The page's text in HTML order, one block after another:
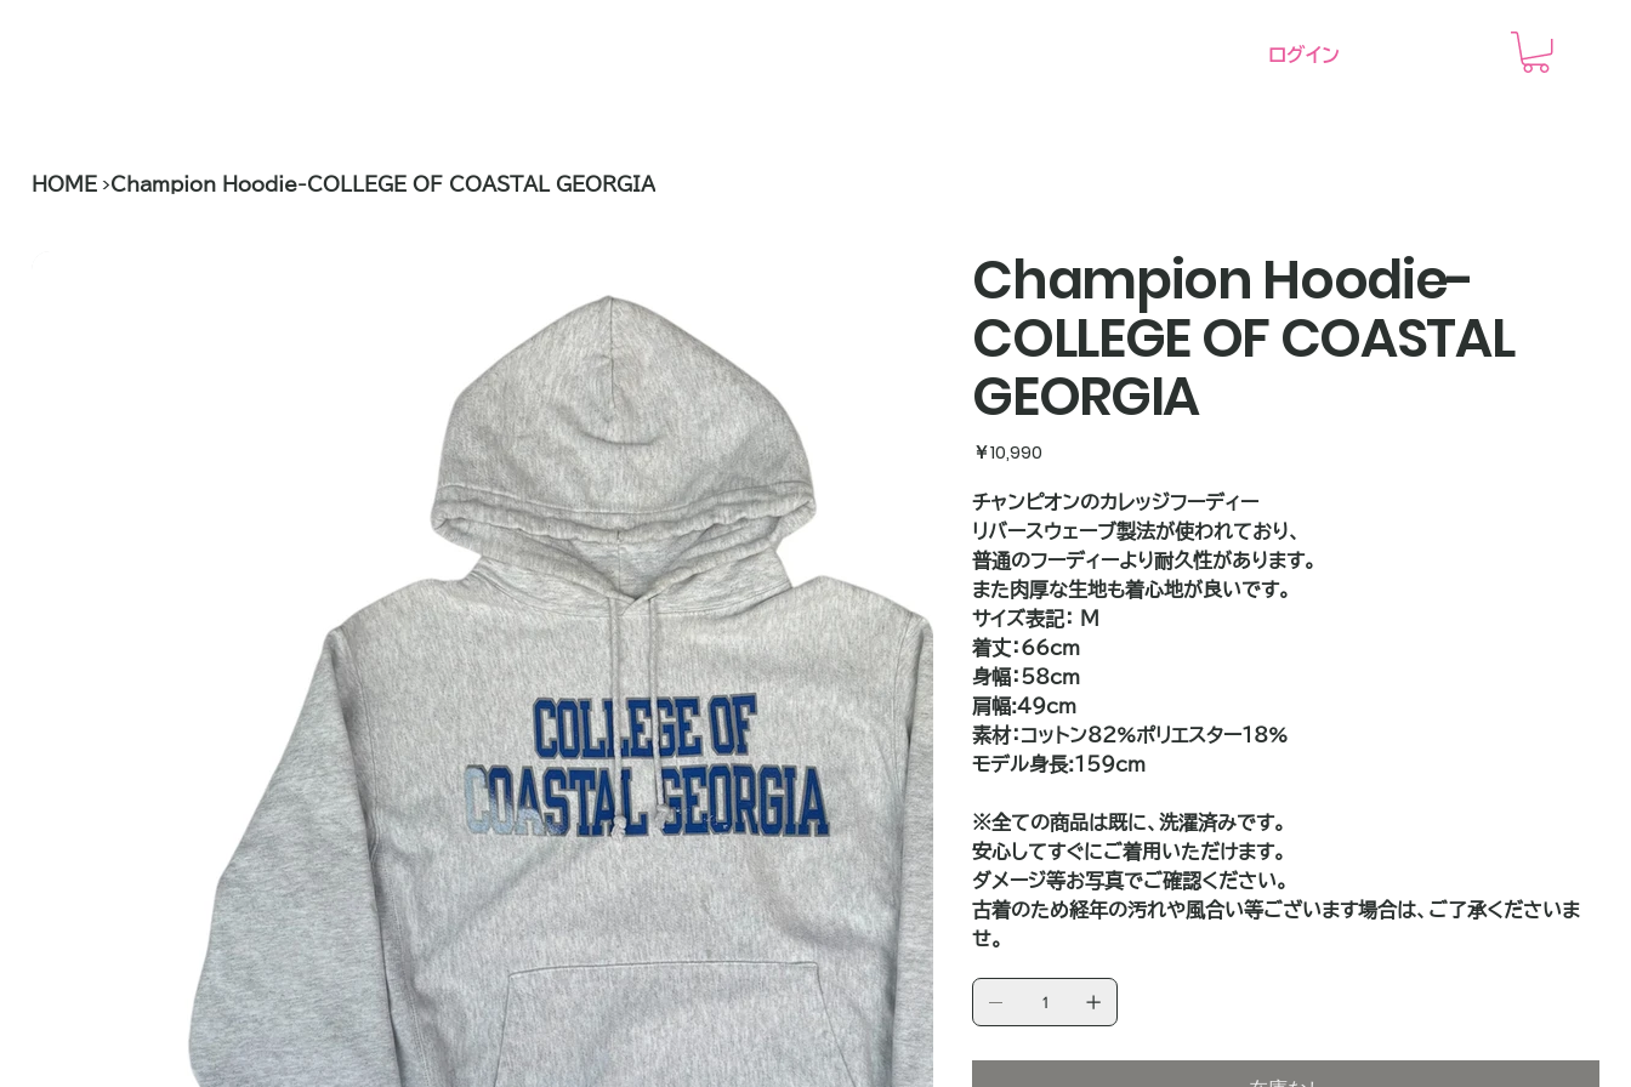
ログイン
HOME >Champion Hoodie-COLLEGE OF COASTAL GEORGIA
Champion Hoodie-
COLLEGE OF COASTAL
GEORGIA
価
￥10,990
チャンピオンのカレッジフーディー
リバースウェーブ製法が使われており、
普通のフーディーより耐久性があります。
また肉厚な生地も着心地が良いです。
サイズ表記： M
着丈：66cm
身幅：58cm
肩幅:49cm
素材：コットン82%ポリエスター18%
モデル身長:159cm
※全ての商品は既に、洗濯済みです。
安心してすぐにご着用いただけます。
ダメージ等お写真でご確認ください。
古着のため経年の汚れや風合い等ございます場合は、ご了承くださいま
せ。